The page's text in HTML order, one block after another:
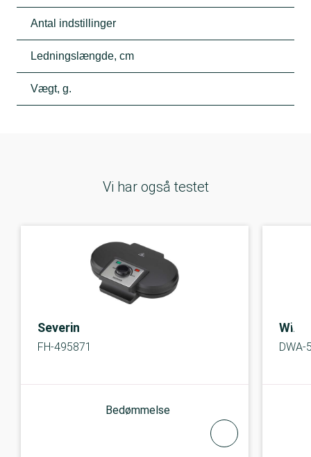
Antal indstillinger
Ledningslængde, cm
Vægt, g.
Vi har også testet
Severin
FH-495871
Bedømmelse
Wilfa
DWA-